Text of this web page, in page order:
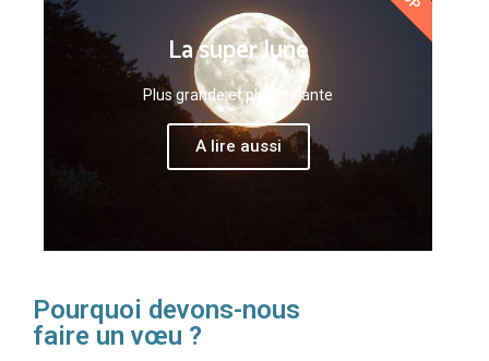
La super lune
Plus grande et plus brillante
A lire aussi
Pourquoi devons-nous
faire un vœu ?